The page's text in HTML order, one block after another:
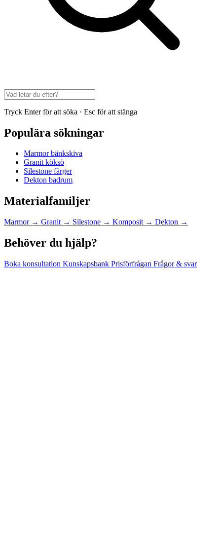
Tryck Enter för att söka · Esc för att stänga
Populära sökningar
Marmor bänkskiva
Granit köksö
Silestone färger
Dekton badrum
Materialfamiljer
Marmor → Granit → Silestone → Komposit → Dekton →
Behöver du hjälp?
Boka konsultation Kunskapsbank Prisförfrågan Frågor & svar